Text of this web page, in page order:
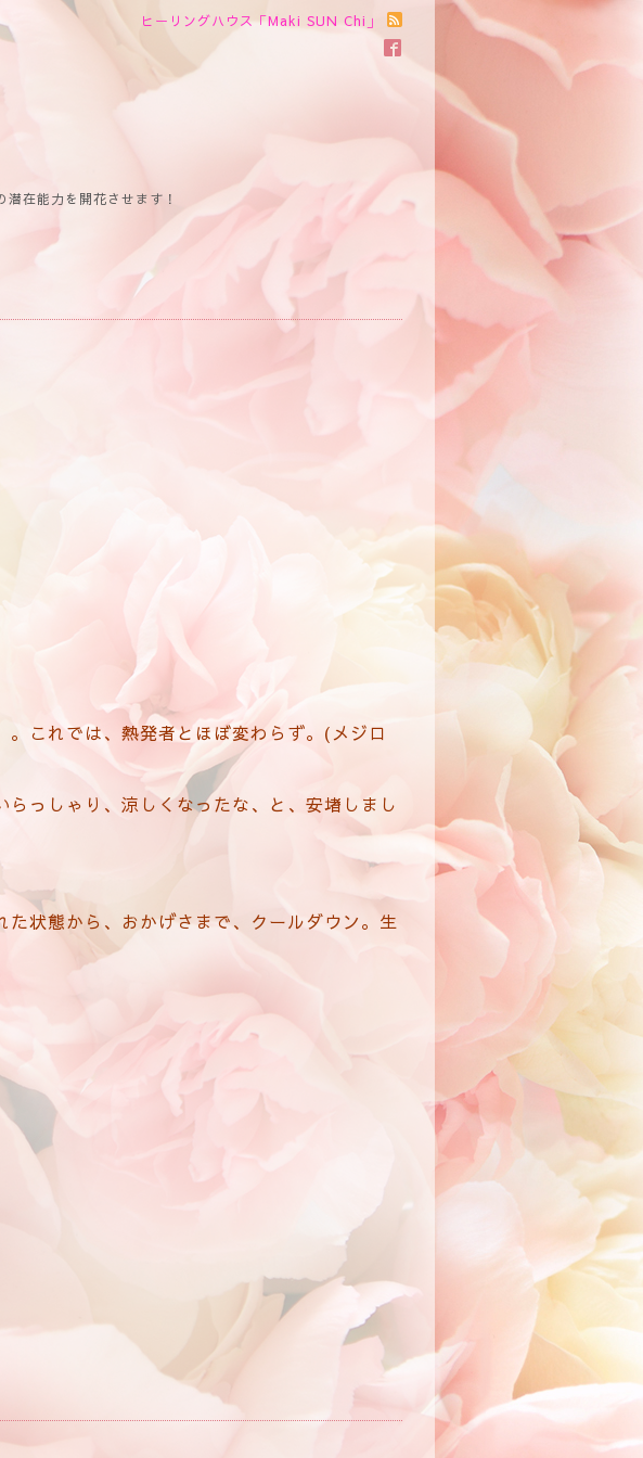
ヒーリングハウス「Maki SUN Chi」
在能力を開花させます！
これでは、熱発者とほぼ変わらず。(メジロ
っしゃり、涼しくなったな、と、安堵しまし
状態から、おかげさまで、クールダウン。生